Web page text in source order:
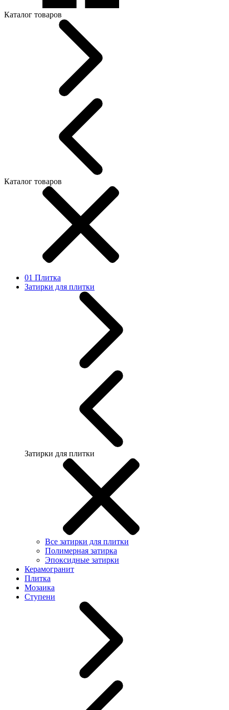
Каталог товаров
Каталог товаров
01 Плитка
Затирки для плитки
Затирки для плитки
Все затирки для плитки
Полимерная затирка
Эпоксидные затирки
Керамогранит
Плитка
Мозаика
Ступени